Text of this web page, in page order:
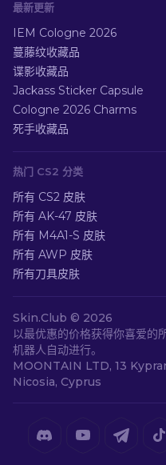
最新更新
IEM Cologne 2026
蔓藤纹收藏品
谍影收藏品
Jackass Sticker Capsule
Cologne 2026 Charms
死手收藏品
热门 CS2 分类
所有 CS2 皮肤
所有 AK-47 皮肤
所有 M4A1-S 皮肤
所有 AWP 皮肤
所有刀具皮肤
Skin.Club © 2026
以最优惠的价格获得你喜爱的
机器人自动进行。
MOONTAIN LTD, 13
Nicosia, Cyprus